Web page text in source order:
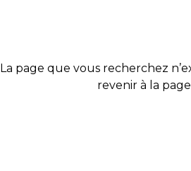
La page que vous recherchez
revenir à la